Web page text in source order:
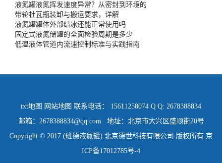
液氮罐液氮挥发速度异常？从密封到环境的
带轮杜瓦瓶装卸与搬运要求，详解
液氮罐罐体外部结冰还能正常使用吗
固定式液氮储罐的全面检验周期是多少
低温液体管道内流速控制标准与实践指南
txt地图 网站地图 联系电话： 15611258074 Q Q: 2678388834
邮箱：2678388834@qq.com 地址：北京市大兴区盛顺街20号
Copyright © 2017 (班德液氮罐) 北京德世科技有限公司 版权所有 京
ICP备17012785号-4